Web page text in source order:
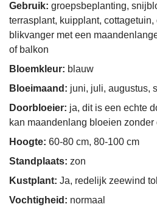
Gebruik: groepsbeplanting,
terrasplant, kuipplant,
blikvanger met een
of balkon
Bloemkleur: blauw
Bloeimaand: juni, juli, augustus,
Doorbloeier: ja, dit is een echte
kan maandenlang bloeien zonder
Hoogte: 60-80 cm, 80-100 cm
Standplaats: zon
Kustplant: Ja, redelijk zeewind
Vochtigheid: normaal